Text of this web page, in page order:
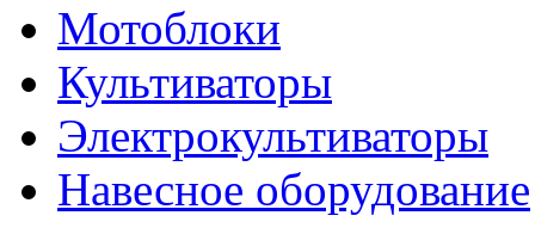
Мотоблоки
Культиваторы
Электрокультиваторы
Навесное оборудование